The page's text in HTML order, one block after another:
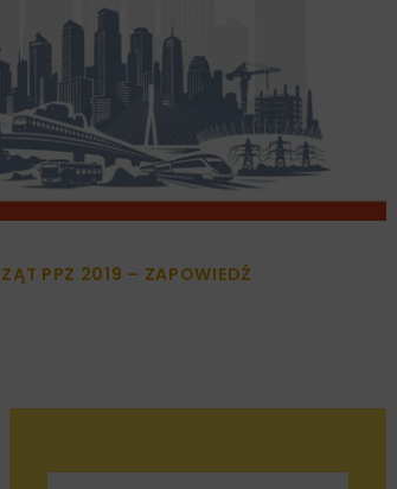
PPZ 2019 – ZAPOWIEDŹ